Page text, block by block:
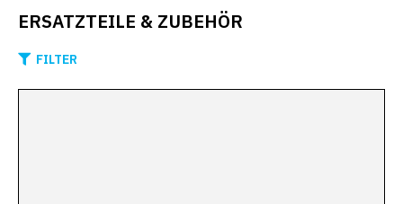
ERSATZTEILE & ZUBEHÖR
FILTER